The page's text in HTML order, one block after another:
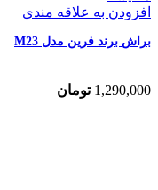
افزودن به علاقه مندی
براش برند فرین مدل M23
1,290,000 تومان